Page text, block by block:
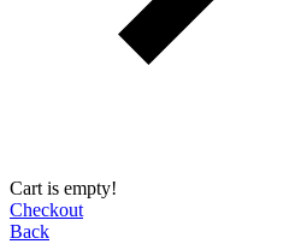
Cart is empty!
Checkout
Back